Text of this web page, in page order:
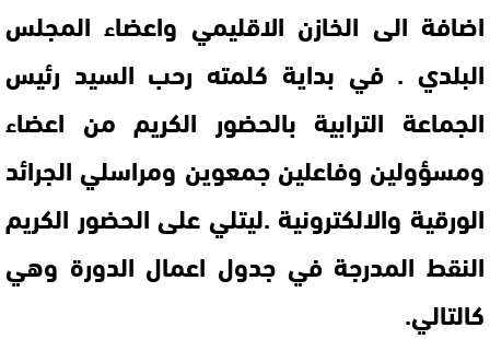
اضافة الى الخازن الاقليمي واعضاء المجلس
البلدي . في بداية كلمته رحب السيد رئيس
الجماعة الترابية بالحضور الكريم من اعضاء
ومسؤولين وفاعلين جمعوين ومراسلي الجرائد
الورقية والالكترونية .ليتلي على الحضور الكريم
النقط المدرجة في جدول اعمال الدورة وهي
كالتالي.